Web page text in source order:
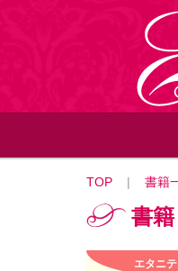
TOP | 書籍
書籍
エタニ